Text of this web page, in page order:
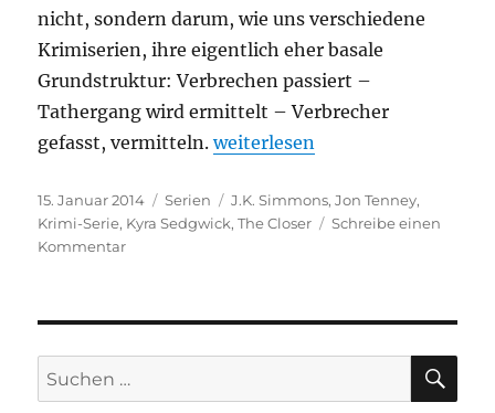
nicht, sondern darum, wie uns verschiedene
Krimiserien, ihre eigentlich eher basale
Grundstruktur: Verbrechen passiert –
Tathergang wird ermittelt – Verbrecher
gefasst, vermitteln.„The Closer“
weiterlesen
Veröffentlicht
am
15. Januar 2014 Kategorien
Serien Schlagwörter
J.K. Simmons,Jon Tenney,
Krimi-Serie, Kyra Sedgwick,The Closer
Schreibe einen
Kommentarzu
Suchen
nach: